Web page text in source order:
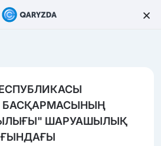
БАСҚАРМАСЫНЫҢ
ШАРУАШЫЛЫҚ